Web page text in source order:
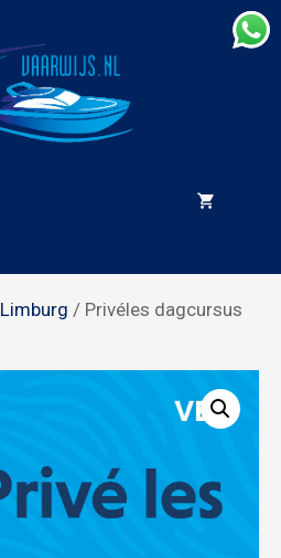
Limburg / Privéles dagcursus